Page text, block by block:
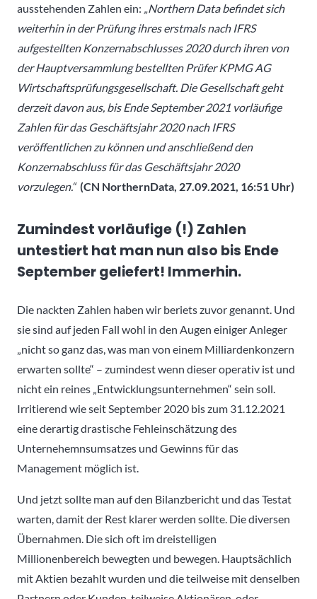
ausstehenden Zahlen ein: „Northern Data befindet sich
weiterhin in der Prüfung ihres erstmals nach IFRS
aufgestellten Konzernabschlusses 2020 durch ihren von
der Hauptversammlung bestellten Prüfer KPMG AG
Wirtschaftsprüfungsgesellschaft. Die Gesellschaft geht
derzeit davon aus, bis Ende September 2021 vorläufige
Zahlen für das Geschäftsjahr 2020 nach IFRS
veröffentlichen zu können und anschließend den
Konzernabschluss für das Geschäftsjahr 2020
vorzulegen.“ (CN NorthernData, 27.09.2021, 16:51 Uhr)
Zumindest vorläufige (!) Zahlen
untestiert hat man nun also bis Ende
September geliefert! Immerhin.
Die nackten Zahlen haben wir beriets zuvor genannt. Und
sie sind auf jeden Fall wohl in den Augen einiger Anleger
„nicht so ganz das, was man von einem Milliardenkonzern
erwarten sollte“ – zumindest wenn dieser operativ ist und
nicht ein reines „Entwicklungsunternehmen“ sein soll.
Irritierend wie seit September 2020 bis zum 31.12.2021
eine derartig drastische Fehleinschätzung des
Unternehemnsumsatzes und Gewinns für das
Management möglich ist.
Und jetzt sollte man auf den Bilanzbericht und das Testat
warten, damit der Rest klarer werden sollte. Die diversen
Übernahmen. Die sich oft im dreistelligen
Millionenbereich bewegten und bewegen. Hauptsächlich
mit Aktien bezahlt wurden und die teilweise mit denselben